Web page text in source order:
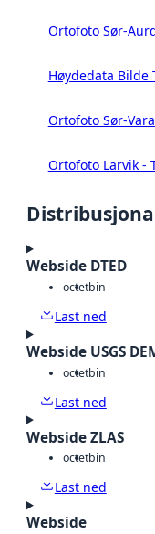
Ortofoto Sør-
Høydedata Bilde
Ortofoto Sør-
Ortofoto Larvik -
Webside DTED
octetbin
Last ned
Webside USGS
octetbin
Last ned
Webside ZLAS
octetbin
Last ned
Webside